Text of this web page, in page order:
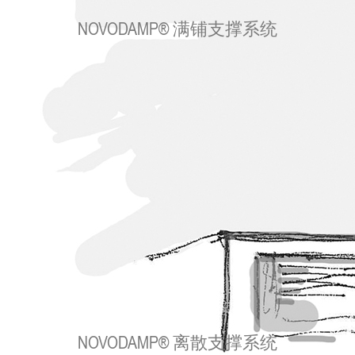
NOVODAMP® 满铺支撑系统
NOVODAMP® 离散支撑系统